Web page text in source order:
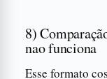
8)
nao funciona
Esse formato